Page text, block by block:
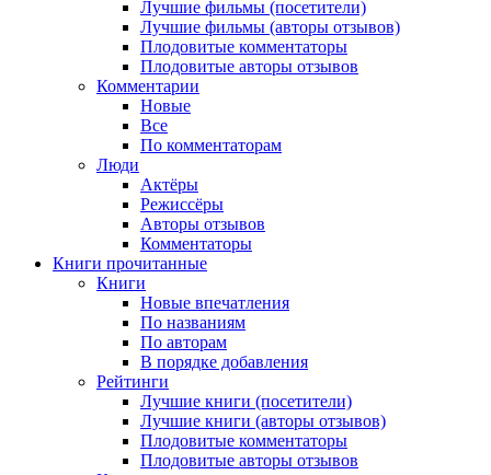
Лучшие фильмы (посетители)
Лучшие фильмы (авторы отзывов)
Плодовитые комментаторы
Плодовитые авторы отзывов
Комментарии
Новые
Все
По комментаторам
Люди
Актёры
Режиссёры
Авторы отзывов
Комментаторы
Книги прочитанные
Книги
Новые впечатления
По названиям
По авторам
В порядке добавления
Рейтинги
Лучшие книги (посетители)
Лучшие книги (авторы отзывов)
Плодовитые комментаторы
Плодовитые авторы отзывов